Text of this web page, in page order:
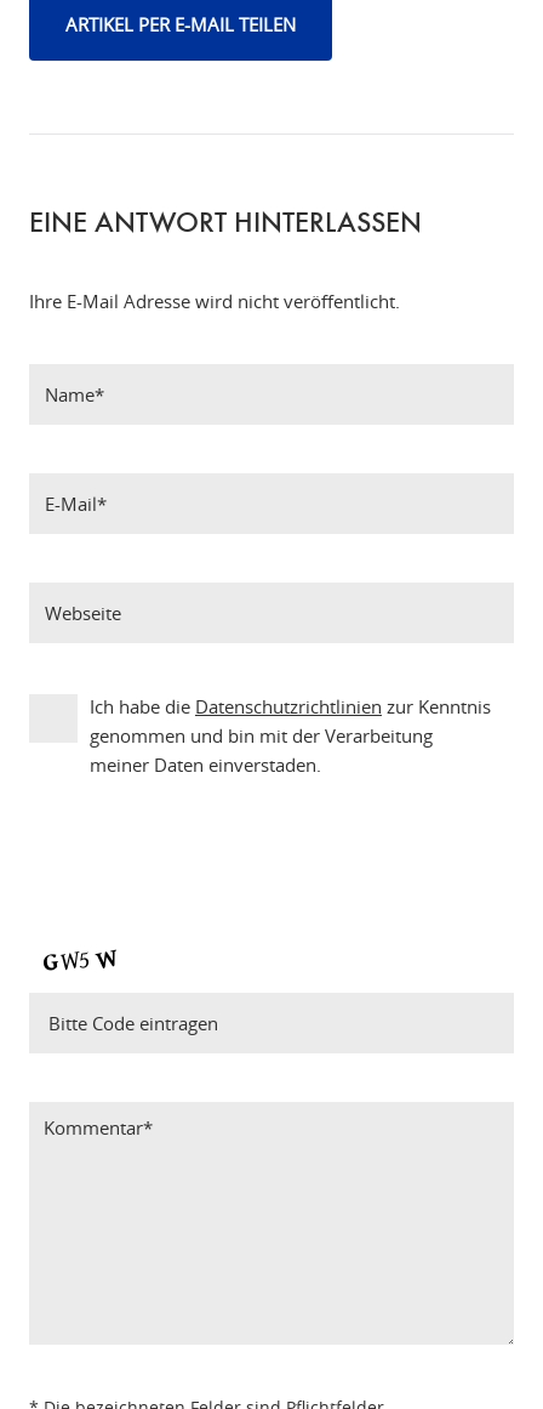
ARTIKEL PER E-MAIL TEILEN
EINE ANTWORT HINTERLASSEN
Ihre E-Mail Adresse wird nicht veröffentlicht.
Ich habe die Datenschutzrichtlinien zur Kenntnis
genommen und bin mit der Verarbeitung
meiner Daten einverstaden.